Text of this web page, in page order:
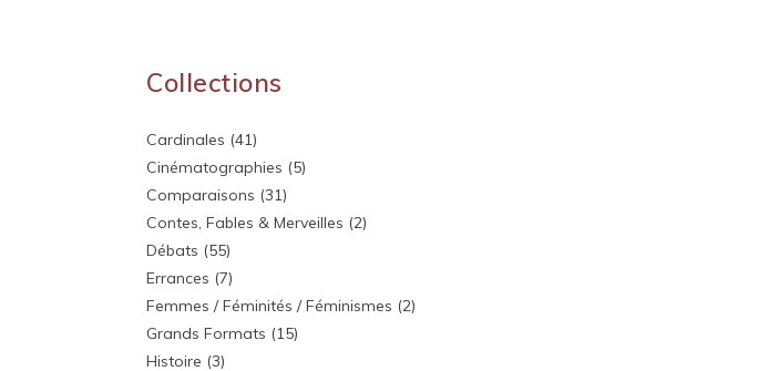
Collections
Cardinales (41)
Cinématographies (5)
Comparaisons (31)
Contes, Fables & Merveilles (2)
Débats (55)
Errances (7)
Femmes / Féminités / Féminismes (2)
Grands Formats (15)
Histoire (3)